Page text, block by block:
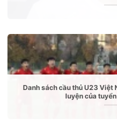
Danh sách cầu thủ U23 Việt
luyện của